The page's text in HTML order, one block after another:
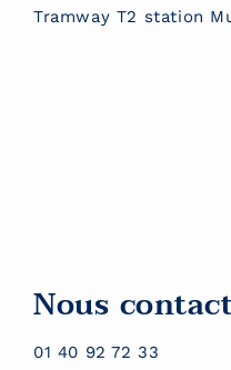
Tramway T2 station
Nous
01 40 92 72 33